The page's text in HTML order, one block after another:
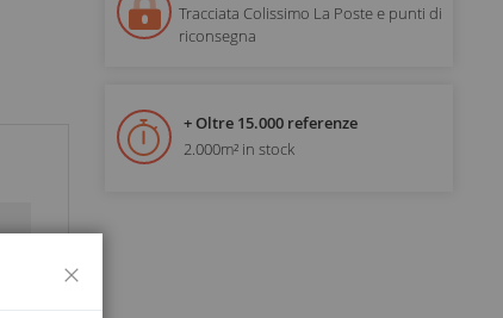
Tracciata Colissimo La Poste e punti di
riconsegna
+ Oltre 15.000 referenze
2.000m² in stock